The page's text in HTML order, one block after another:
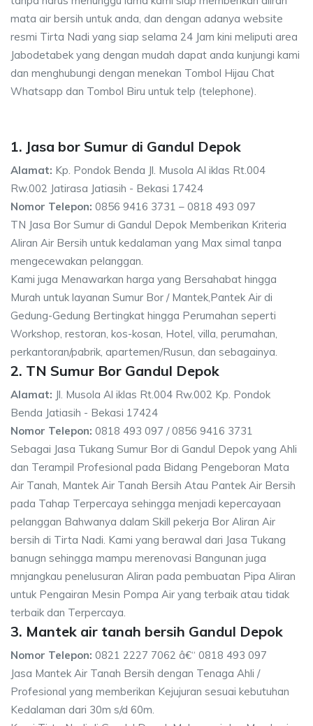
mata air bersih untuk anda, dan dengan adanya website
resmi Tirta Nadi yang siap selama 24 Jam kini meliputi area
Jabodetabek yang dengan mudah dapat anda kunjungi kami
dan menghubungi dengan menekan Tombol Hijau Chat
Whatsapp dan Tombol Biru untuk telp (telephone).
1. Jasa bor Sumur di Gandul Depok
Alamat: Kp. Pondok Benda Jl. Musola Al iklas Rt.004
Rw.002 Jatirasa Jatiasih - Bekasi 17424
Nomor Telepon: 0856 9416 3731 – 0818 493 097
TN Jasa Bor Sumur di Gandul Depok Memberikan Kriteria
Aliran Air Bersih untuk kedalaman yang Max simal tanpa
mengecewakan pelanggan.
Kami juga Menawarkan harga yang Bersahabat hingga
Murah untuk layanan Sumur Bor / Mantek,Pantek Air di
Gedung-Gedung Bertingkat hingga Perumahan seperti
Workshop, restoran, kos-kosan, Hotel, villa, perumahan,
perkantoran/pabrik, apartemen/Rusun, dan sebagainya.
2. TN Sumur Bor Gandul Depok
Alamat: Jl. Musola Al iklas Rt.004 Rw.002 Kp. Pondok
Benda Jatiasih - Bekasi 17424
Nomor Telepon: 0818 493 097 / 0856 9416 3731
Sebagai Jasa Tukang Sumur Bor di Gandul Depok yang Ahli
dan Terampil Profesional pada Bidang Pengeboran Mata
Air Tanah, Mantek Air Tanah Bersih Atau Pantek Air Bersih
pada Tahap Terpercaya sehingga menjadi kepercayaan
pelanggan Bahwanya dalam Skill pekerja Bor Aliran Air
bersih di Tirta Nadi. Kami yang berawal dari Jasa Tukang
banugn sehingga mampu merenovasi Bangunan juga
mnjangkau penelusuran Aliran pada pembuatan Pipa Aliran
untuk Pengairan Mesin Pompa Air yang terbaik atau tidak
terbaik dan Terpercaya.
3. Mantek air tanah bersih Gandul Depok
Nomor Telepon: 0821 2227 7062 â€“ 0818 493 097
Jasa Mantek Air Tanah Bersih dengan Tenaga Ahli /
Profesional yang memberikan Kejujuran sesuai kebutuhan
Kedalaman dari 30m s/d 60m.